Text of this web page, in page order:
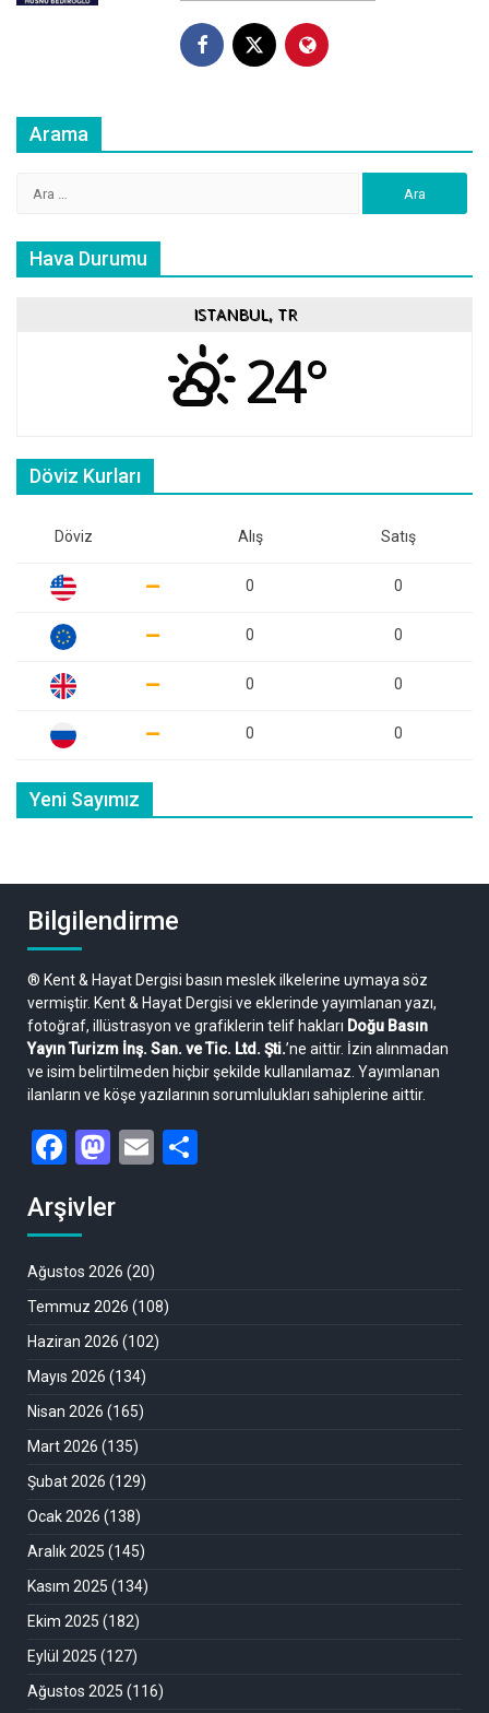
Arama
Hava Durumu
ISTANBUL, TR
24°
Döviz Kurları
Döviz Alış Satış
0 0
0 0
0 0
0 0
Yeni Sayımız
Bilgilendirme
® Kent & Hayat Dergisi basın meslek ilkelerine uymaya söz
vermiştir. Kent & Hayat Dergisi ve eklerinde yayımlanan yazı,
fotoğraf, illüstrasyon ve grafiklerin telif hakları Doğu Basın
Yayın Turizm İnş. San. ve Tic. Ltd. Şti.’ne aittir. İzin alınmadan
ve isim belirtilmeden hiçbir şekilde kullanılamaz. Yayımlanan
ilanların ve köşe yazılarının sorumlulukları sahiplerine aittir.
Facebook
Mastodon
Email
Arşivler
Ağustos 2026 (20)
Temmuz 2026 (108)
Haziran 2026 (102)
Mayıs 2026 (134)
Nisan 2026 (165)
Mart 2026 (135)
Şubat 2026 (129)
Ocak 2026 (138)
Aralık 2025 (145)
Kasım 2025 (134)
Ekim 2025 (182)
Eylül 2025 (127)
Ağustos 2025 (116)